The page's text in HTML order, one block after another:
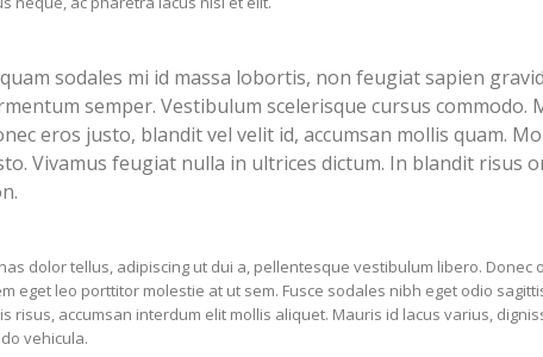
sodales mi id massa lobortis, non feugiat sapien
semper. Vestibulum scelerisque cursus commodo.
eros justo, blandit vel velit id, accumsan mollis quam.
Vivamus feugiat nulla in ultrices dictum. In blandit risus
dolor tellus, adipiscing ut dui a, pellentesque vestibulum libero.
eget leo porttitor molestie at ut sem. Fusce sodales nibh eget odio
risus, accumsan interdum elit mollis aliquet. Mauris id lacus varius,
vehicula.